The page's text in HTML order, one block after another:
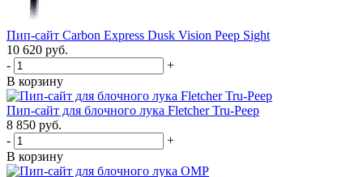
Пип-сайт Carbon Express Dusk Vision Peep Sight
10 620 руб.
-
+
В корзину
Пип-сайт для блочного лука Fletcher Tru-Peep
8 850 руб.
-
+
В корзину